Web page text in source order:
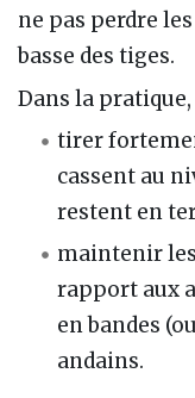
ne pas perdre
basse des tiges.
Dans la
tirer
cassent au
restent en
maintenir
rapport aux
en bandes
andains.